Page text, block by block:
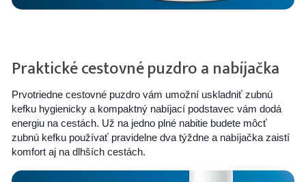
Praktické cestovné puzdro a nabíjačka
Prvotriedne cestovné puzdro vám umožní uskladniť zubnú
kefku hygienicky a kompaktný nabíjací podstavec vám dodá
energiu na cestách. Už na jedno plné nabitie budete môcť
zubnú kefku používať pravidelne dva týždne a nabíjačka zaistí
komfort aj na dlhších cestách.